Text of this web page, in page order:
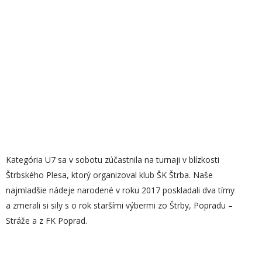
Kategória U7 sa v sobotu zúčastnila na turnaji v blízkosti
Štrbského Plesa, ktorý organizoval klub ŠK Štrba. Naše
najmladšie nádeje narodené v roku 2017 poskladali dva tímy
a zmerali si sily s o rok staršími výbermi zo Štrby, Popradu –
Stráže a z FK Poprad.